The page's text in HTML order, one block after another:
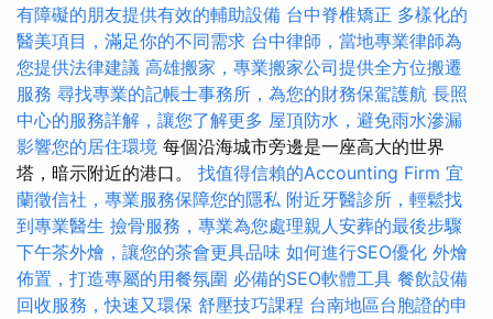
有障礙的朋友提供有效的輔助設備 台中脊椎矯正 多樣化的
醫美項目，滿足你的不同需求 台中律師，當地專業律師為
您提供法律建議 高雄搬家，專業搬家公司提供全方位搬遷
服務 尋找專業的記帳士事務所，為您的財務保駕護航 長照
中心的服務詳解，讓您了解更多 屋頂防水，避免雨水滲漏
影響您的居住環境 每個沿海城市旁邊是一座高大的世界
塔，暗示附近的港口。 找值得信賴的Accounting Firm 宜
蘭徵信社，專業服務保障您的隱私 附近牙醫診所，輕鬆找
到專業醫生 撿骨服務，專業為您處理親人安葬的最後步驟
下午茶外燴，讓您的茶會更具品味 如何進行SEO優化 外燴
佈置，打造專屬的用餐氛圍 必備的SEO軟體工具 餐飲設備
回收服務，快速又環保 舒壓技巧課程 台南地區台胞證的申